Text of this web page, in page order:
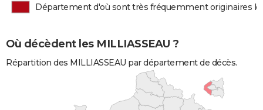
Département d'où sont très fréquemment originaires
Où décèdent les MILLIASSEAU ?
Répartition des MILLIASSEAU par département de décès.